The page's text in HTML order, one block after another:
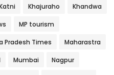
Khajuraho Khandwa
MP tourism
Pradesh Times Maharastra
Mumbai Nagpur